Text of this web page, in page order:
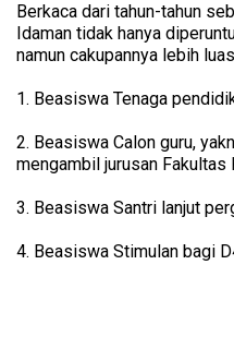
Berkaca dari tahun-tahun
Idaman tidak hanya
namun cakupannya lebih
1. Beasiswa Tenaga
2. Beasiswa Calon guru,
mengambil jurusan Fakultas
3. Beasiswa Santri lanjut
4. Beasiswa Stimulan bagi